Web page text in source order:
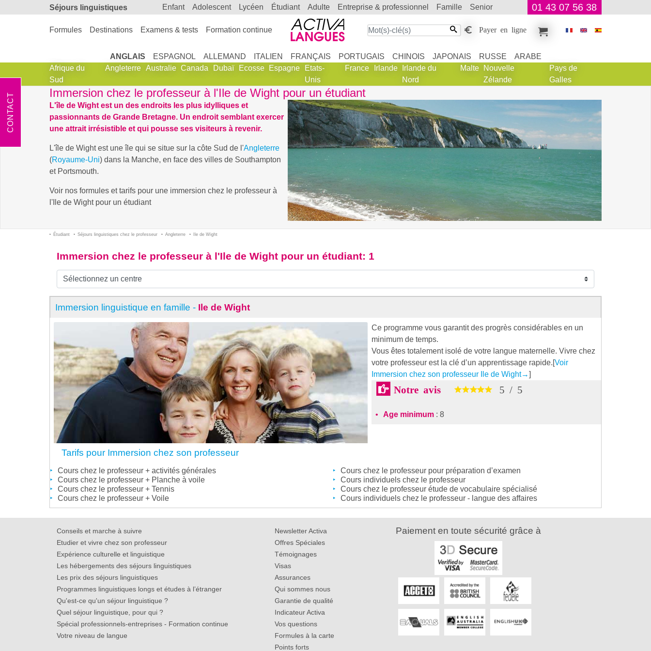
Séjours linguistiques enfant adolescent lycéen étudiant adulte entreprise & professionnel famille senior 01 43 07 56 38
Formules Destinations Examens & tests Formation continue Payer en ligne
ANGLAIS ESPAGNOL ALLEMAND ITALIEN FRANÇAIS PORTUGAIS CHINOIS JAPONAIS RUSSE
ARABE
Afrique du
Sud
Angleterre Australie Canada Dubaï Ecosse Espagne
Etats-
Unis
France Irlande
Irlande du
Nord
Malte
Nouvelle
Zélande
Pays de
Galles
Immersion chez le professeur à l'Ile de Wight pour un étudiant
L'île de Wight est un des endroits les plus idylliques et
passionnants de Grande Bretagne. Un endroit semblant exercer
une attrait irrésistible et qui pousse ses visiteurs à revenir.
L'île de Wight est une île qui se situe sur la côte Sud de l'Angleterre
(Royaume-Uni) dans la Manche, en face des villes de Southampton
et Portsmouth.
Voir nos formules et tarifs pour une immersion chez le professeur à
l'Ile de Wight pour un étudiant
Étudiant Séjours linguistiques chez le professeur Angleterre Ile de Wight
Immersion chez le professeur à l'Ile de Wight pour un étudiant: 1
Immersion linguistique en famille - Ile de Wight
Ce programme vous garantit des progrès considérables en un
minimum de temps.
Vous êtes totalement isolé de votre langue maternelle. Vivre chez
votre professeur est la clé d’un apprentissage rapide.[Voir
Immersion chez son professeur Ile de Wight→]
Notre avis 5 / 5
Age minimum : 8
Tarifs pour Immersion chez son professeur
Cours chez le professeur + activités générales
Cours chez le professeur + Planche à voile
Cours chez le professeur + Tennis
Cours chez le professeur + Voile
Cours chez le professeur pour préparation d’examen
Cours individuels chez le professeur
Cours chez le professeur étude de vocabulaire spécialisé
Cours individuels chez le professeur - langue des affaires
CONTACT
Conseils et marche à suivre
Etudier et vivre chez son professeur
Expérience culturelle et linguistique
Les hébergements des séjours linguistiques
Les prix des séjours linguistiques
Programmes linguistiques longs et études à l’étranger
Qu'est-ce qu'un séjour linguistique ?
Quel séjour linguistique, pour qui ?
Spécial professionnels-entreprises - Formation continue
Votre niveau de langue
Newsletter Activa
Offres Spéciales
Témoignages
Visas
Assurances
Qui sommes nous
Garantie de qualité
Indicateur Activa
Vos questions
Formules à la carte
Points forts
Paiement en toute sécurité grâce à